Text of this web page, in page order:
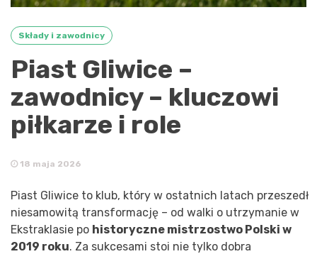
Składy i zawodnicy
Piast Gliwice –
zawodnicy – kluczowi
piłkarze i role
18 maja 2026
Piast Gliwice to klub, który w ostatnich latach przeszedł
niesamowitą transformację – od walki o utrzymanie w
Ekstraklasie po historyczne mistrzostwo Polski w
2019 roku. Za sukcesami stoi nie tylko dobra